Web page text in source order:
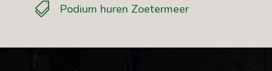
 Podium huren Zoetermeer